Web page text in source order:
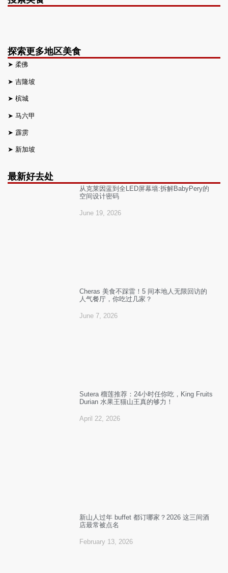
探索更多地区美食
➤ 柔佛
➤ 吉隆坡
➤ 槟城
➤ 马六甲
➤ 霹雳
➤ 新加坡
最新好去处
从克莱因蓝到全LED屏幕墙:拆解BabyPery的
空间设计密码
June 19, 2026
Cheras 美食不踩雷！5 间本地人无限回访的
人气餐厅，你吃过几家？
June 7, 2026
Sutera 榴莲推荐：24小时任你吃，King Fruits
Durian 水果王猫山王真的够力！
April 22, 2026
新山人过年 buffet 都订哪家？2026 这三间酒
店最常被点名
February 13, 2026